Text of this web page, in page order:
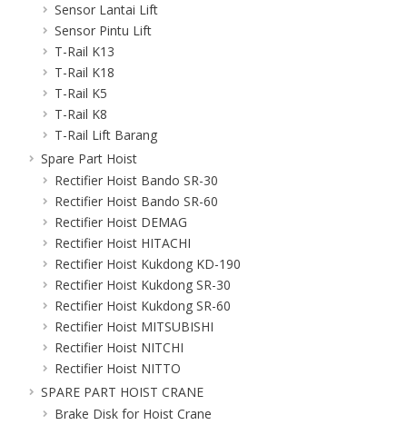
Sensor Lantai Lift
Sensor Pintu Lift
T-Rail K13
T-Rail K18
T-Rail K5
T-Rail K8
T-Rail Lift Barang
Spare Part Hoist
Rectifier Hoist Bando SR-30
Rectifier Hoist Bando SR-60
Rectifier Hoist DEMAG
Rectifier Hoist HITACHI
Rectifier Hoist Kukdong KD-190
Rectifier Hoist Kukdong SR-30
Rectifier Hoist Kukdong SR-60
Rectifier Hoist MITSUBISHI
Rectifier Hoist NITCHI
Rectifier Hoist NITTO
SPARE PART HOIST CRANE
Brake Disk for Hoist Crane